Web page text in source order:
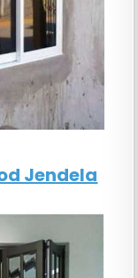
Jendela